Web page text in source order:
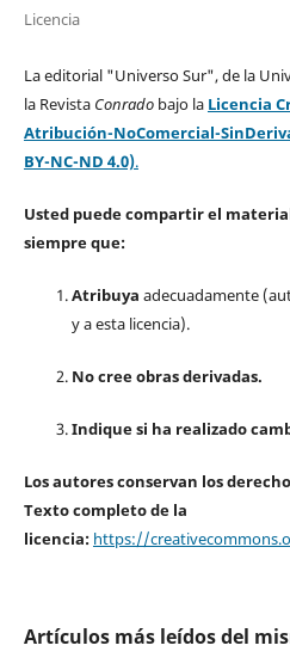
Licencia
La editorial "Universo Sur", de la
la Revista Conradobajo la Licencia
Atribución-NoComercial-
BY-NC-ND 4.0).
Usted puede compartir el
siempre que:
Atribuya adecuadamente
y a esta licencia).
No cree obras derivadas.
Indique si ha realizado
Los autores conservan los
Texto completo de la
licencia: https://
Artículos más leídos del